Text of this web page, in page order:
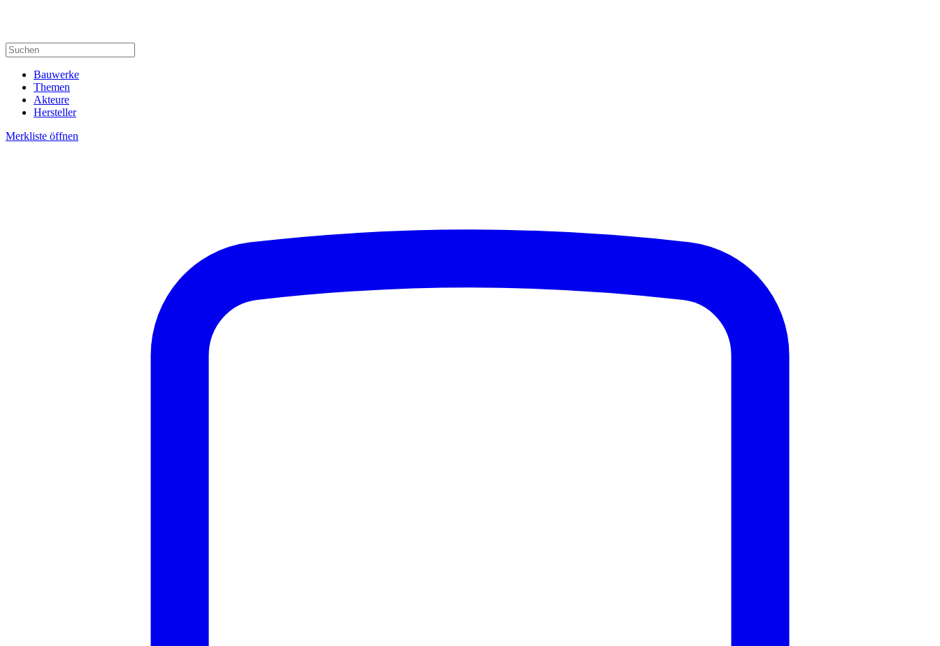
Bauwerke
Themen
Akteure
Hersteller
Merkliste öffnen